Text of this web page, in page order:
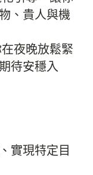
、貴人與機
夜晚放鬆緊
待安穩入
實現特定目